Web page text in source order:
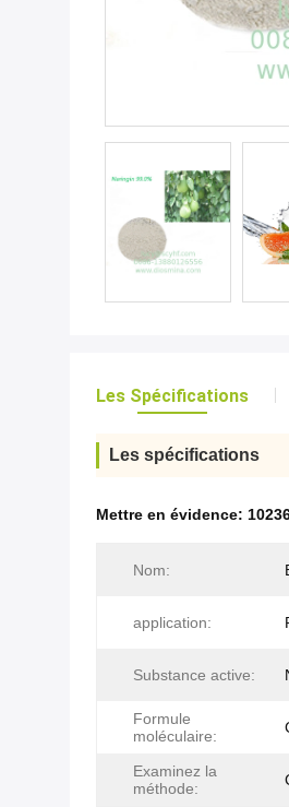
Les Spécifications
Les spécifications
Mettre en évidence:
Nom:
application:
Substance active:
Formule
moléculaire:
Examinez la
méthode: